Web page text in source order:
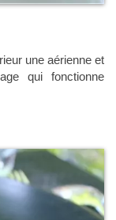
une aérienne et
qui fonctionne